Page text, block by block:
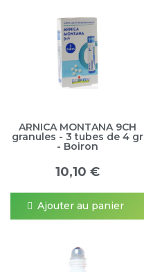
ARNICA MONTANA 9CH
granules - 3 tubes de 4 gr
- Boiron
10,10 €
Ajouter au panier